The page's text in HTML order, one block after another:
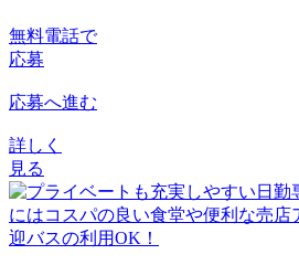
無料電話で
応募
応募へ進む
詳しく
見る